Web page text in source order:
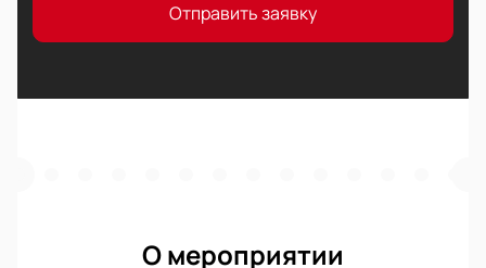
Отправить заявку
О мероприятии